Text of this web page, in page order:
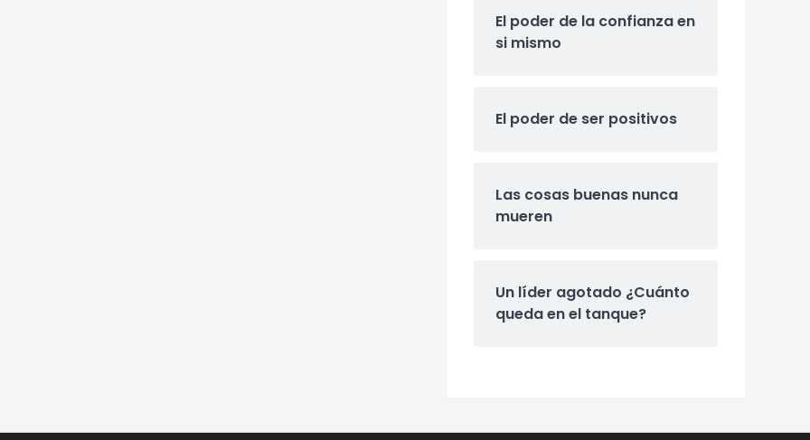
El poder de la confianza en
si mismo
El poder de ser positivos
Las cosas buenas nunca
mueren
Un líder agotado ¿Cuánto
queda en el tanque?